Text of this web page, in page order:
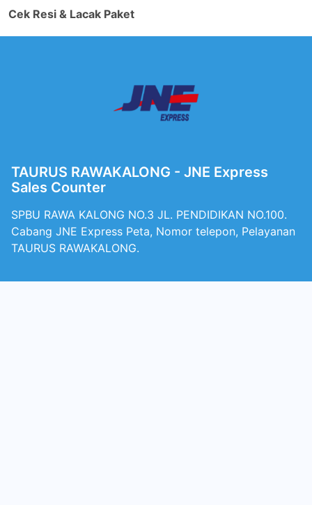
Cek Resi & Lacak Paket
TAURUS RAWAKALONG - JNE Express
Sales Counter
SPBU RAWA KALONG NO.3 JL. PENDIDIKAN NO.100.
Cabang JNE Express Peta, Nomor telepon, Pelayanan
TAURUS RAWAKALONG.